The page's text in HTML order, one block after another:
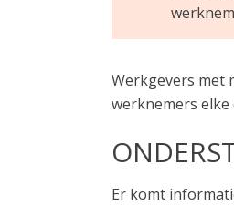
Werkgevers met
werknemers elke
Er komt